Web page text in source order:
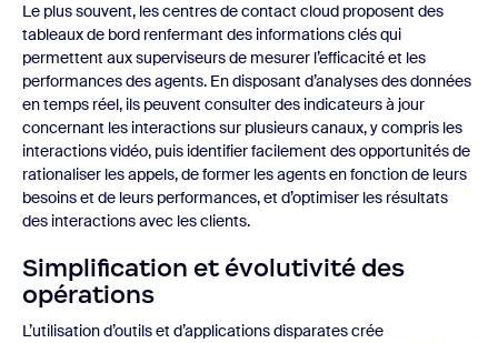
Le plus souvent, les centres de contact cloud proposent des
tableaux de bord renfermant des informations clés qui
permettent aux superviseurs de mesurer l’efficacité et les
performances des agents. En disposant d’analyses des données
en temps réel, ils peuvent consulter des indicateurs à jour
concernant les interactions sur plusieurs canaux, y compris les
interactions vidéo, puis identifier facilement des opportunités de
rationaliser les appels, de former les agents en fonction de leurs
besoins et de leurs performances, et d’optimiser les résultats
des interactions avec les clients.
Simplification et évolutivité des
opérations
L’utilisation d’outils et d’applications disparates crée